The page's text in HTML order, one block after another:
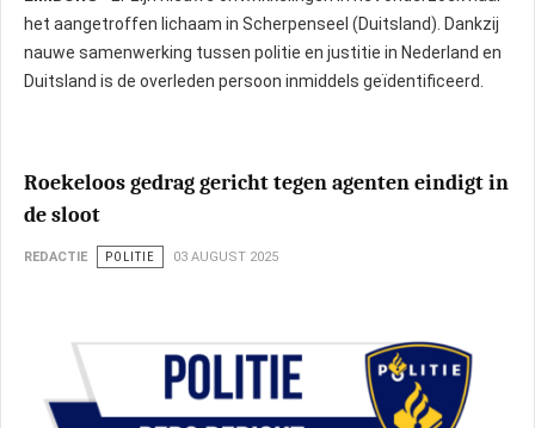
het aangetroffen lichaam in Scherpenseel (Duitsland). Dankzij
nauwe samenwerking tussen politie en justitie in Nederland en
Duitsland is de overleden persoon inmiddels geïdentificeerd.
Roekeloos gedrag gericht tegen agenten eindigt in
de sloot
REDACTIE POLITIE 03 AUGUST 2025